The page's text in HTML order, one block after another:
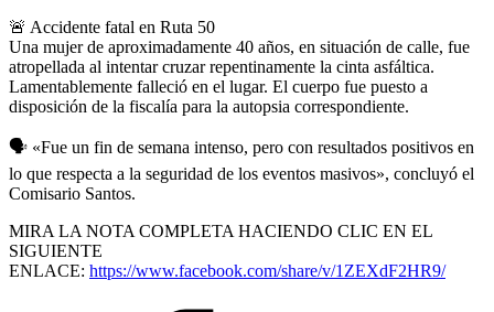
🚨 Accidente fatal en Ruta 50
Una mujer de aproximadamente 40 años, en situación de calle, fue
atropellada al intentar cruzar repentinamente la cinta asfáltica.
Lamentablemente falleció en el lugar. El cuerpo fue puesto a
disposición de la fiscalía para la autopsia correspondiente.
🗣️ «Fue un fin de semana intenso, pero con resultados positivos en
lo que respecta a la seguridad de los eventos masivos», concluyó el
Comisario Santos.
MIRA LA NOTA COMPLETA HACIENDO CLIC EN EL
SIGUIENTE
ENLACE: https://www.facebook.com/share/v/1ZEXdF2HR9/